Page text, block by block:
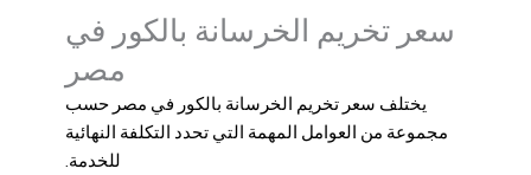
سعر تخريم الخرسانة بالكور في
مصر
يختلف سعر تخريم الخرسانة بالكور في مصر حسب
مجموعة من العوامل المهمة التي تحدد التكلفة النهائية
للخدمة.